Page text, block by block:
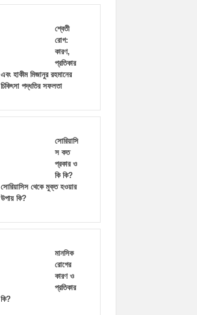
শ্বেতী
রোগ:
কারণ,
প্রতিকার
এবং হাকীম মিজানুর রহমানের
চিকিৎসা পদ্ধতির সফলতা
সোরিয়াসি
স কত
প্রকার ও
কি কি?
সোরিয়াসিস থেকে মুক্ত হওয়ার
উপায় কি?
মানসিক
রোগের
কারণ ও
প্রতিকার
কি?